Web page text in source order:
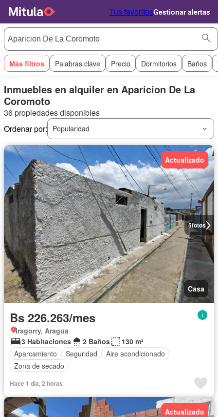
Tus favoritosGestionar alertas
Más filtros Palabras clave Precio Dormitorios Baños
Inmuebles en alquiler en Aparicion De La
Coromoto
36 propiedades disponibles
Ordenar por:
Popularidad
5fotos
Actualizado
Casa
Bs 226.263/mes
Iragorry, Aragua
3 Habitaciones
2 Baños
130 m²
Aparcamiento
Seguridad
Aire acondicionado
Zona de secado
Hace 1 día, 2 horas
Actualizado